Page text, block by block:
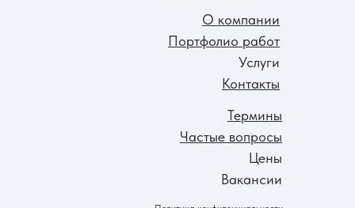
О компании
Портфолио работ
Услуги
Контакты
Термины
Частые вопросы
Цены
Вакансии